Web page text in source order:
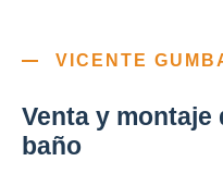
VICENTE
Venta y
baño